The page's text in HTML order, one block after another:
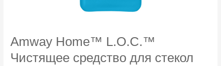
Amway Home™ L.O.C.™
Чистящее средство для стекол